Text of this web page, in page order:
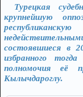
Турецкая
крупнейшую
состоявшиеся в
избранного
полномочия её
Кылычдароглу.